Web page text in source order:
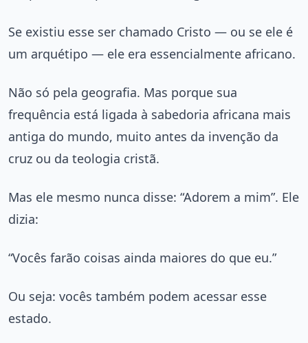
Se existiu esse ser chamado Cristo — ou se ele é
um arquétipo — ele era essencialmente africano.
Não só pela geografia. Mas porque sua
frequência está ligada à sabedoria africana mais
antiga do mundo, muito antes da invenção da
cruz ou da teologia cristã.
Mas ele mesmo nunca disse: “Adorem a mim”. Ele
dizia:
“Vocês farão coisas ainda maiores do que eu.”
Ou seja: vocês também podem acessar esse
estado.